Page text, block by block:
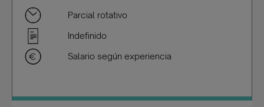
Parcial rotativo
Indefinido
Salario según experiencia